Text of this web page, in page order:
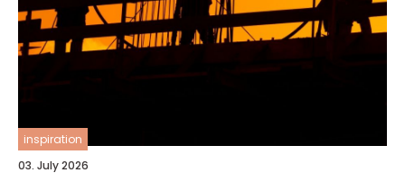
inspiration
03. July 2026